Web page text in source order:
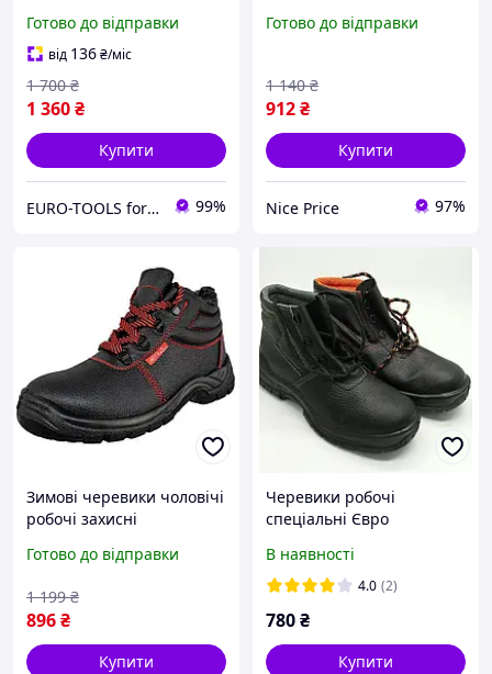
Готово до відправки
від 136₴/міс
1 360₴
1 700 ₴
Купити
EURO-TOOLS for HOME 99%
Готово до відправки
912₴
1 140 ₴
Купити
Nice Price 97%
Зимові черевики чоловічі
робочі захисні
підноском, спецвзуття
утеплене, польша
Готово до відправки
896₴
1 199 ₴
Купити
Черевики робочі
спеціальні Євро
Україна)
В наявності
4.0 (2)
780₴
Купити